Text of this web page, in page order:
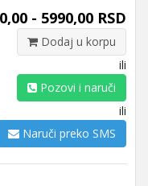
- 5990,00 RSD
Dodaj u korpu
ili
Pozovi i naruči
ili
Naruči preko SMS